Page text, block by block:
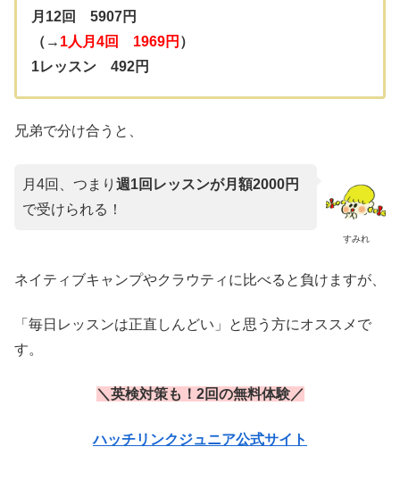
月12回 5907円
（→ 1人月4回 1969円 ）
1レッスン 492円
兄弟で分け合うと、
すみれ
月4回、つまり 週1回レッスンが月額2000円
で受けられる！
ネイティブキャンプやクラウティに比べると負けますが、
「毎日レッスンは正直しんどい」と思う方にオススメで
す。
＼英検対策も！2回の無料体験／
ハッチリンクジュニア公式サイト